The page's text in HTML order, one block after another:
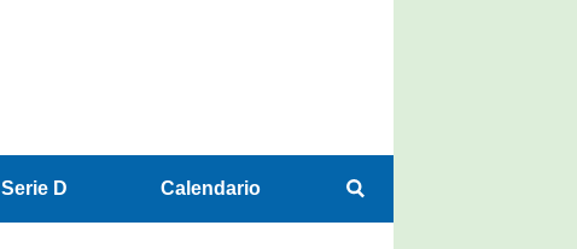
Serie D Calendario